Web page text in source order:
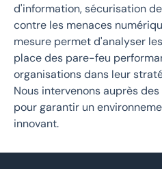
d'information, sécurisation
contre les menaces
mesure permet d'analyser
place des pare-feu
organisations dans leur
Nous intervenons auprès
pour garantir un
innovant.